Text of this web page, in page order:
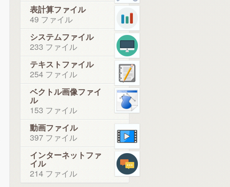
表計算ファイル
49 ファイル
システムファイル
233 ファイル
テキストファイル
254 ファイル
ベクトル画像ファイ
ル
153 ファイル
動画ファイル
397 ファイル
インターネットファ
イル
214 ファイル